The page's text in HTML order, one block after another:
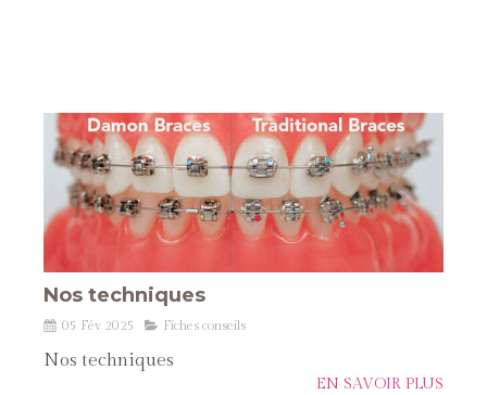
Nos techniques
05 Fév 2025 Fiches conseils
Nos techniques
EN SAVOIR PLUS